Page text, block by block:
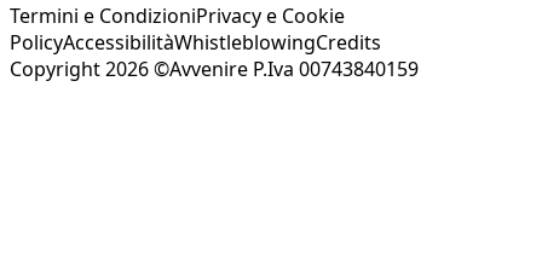
Termini e CondizioniPrivacy e Cookie
PolicyAccessibilitàWhistleblowingCredits
Copyright 2026 ©Avvenire P.Iva 00743840159